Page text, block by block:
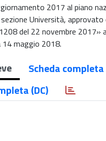
2017 al piano
Università, approvato
del 22 novembre
14 maggio 2018.
Scheda completa
(DC)